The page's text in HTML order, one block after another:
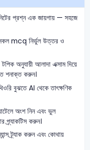
প্রশ্ন এক জায়গায় — সহজে
সকল mcq নির্ভুল উত্তর ও
অনুযায়ী আলাদা এক্সাম দিয়ে
শনাক্ত করুন।
বুঝতে AI থেকে তাৎক্ষণিক
অংশ নিন এবং ভুল
করুন।
ট্র্যাক করুন এবং কোথায়